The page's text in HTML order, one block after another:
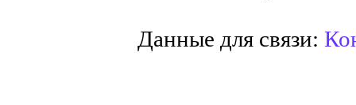
Данные для связи: